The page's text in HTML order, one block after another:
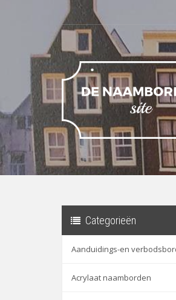
Categorieën
Aanduidings-en
Acrylaat naamborden